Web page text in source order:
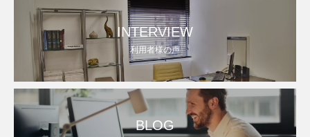
INTERVIEW
利用者様の声
BLOG